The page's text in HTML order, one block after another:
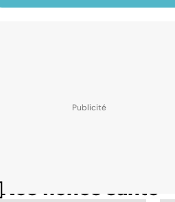
Nos fiches santé